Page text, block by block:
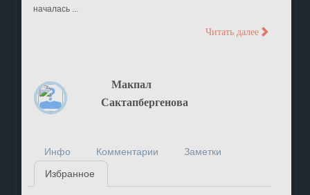
началась ...
Читать далее >
Макпал
Сактапбергенова
Инфо Комментарии
Заметки
Избранное